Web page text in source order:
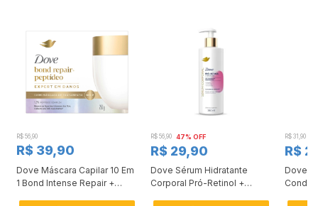
R$ 56,90
R$ 39,90
Dove Máscara Capilar 10 Em
1 Bond Intense Repair +
R$ 56,90 47% OFF
R$ 29,90
Dove Sérum Hidratante
Corporal Pró-Retinol +
R$ 31,90
R$
Dove